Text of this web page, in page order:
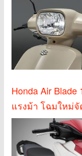
Honda Air
แรงม้า โฉมใหม่จั